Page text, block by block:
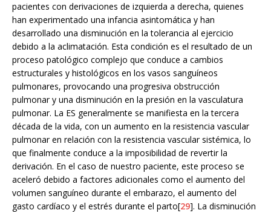
pacientes con derivaciones de izquierda a derecha, quienes
han experimentado una infancia asintomática y han
desarrollado una disminución en la tolerancia al ejercicio
debido a la aclimatación. Esta condición es el resultado de un
proceso patológico complejo que conduce a cambios
estructurales y histológicos en los vasos sanguíneos
pulmonares, provocando una progresiva obstrucción
pulmonar y una disminución en la presión en la vasculatura
pulmonar. La ES generalmente se manifiesta en la tercera
década de la vida, con un aumento en la resistencia vascular
pulmonar en relación con la resistencia vascular sistémica, lo
que finalmente conduce a la imposibilidad de revertir la
derivación. En el caso de nuestro paciente, este proceso se
aceleró debido a factores adicionales como el aumento del
volumen sanguíneo durante el embarazo, el aumento del
gasto cardíaco y el estrés durante el parto[29]. La disminución